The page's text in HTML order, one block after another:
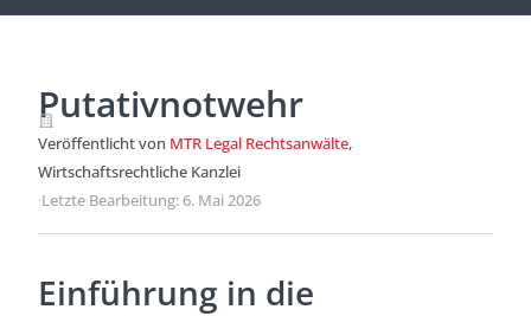
Putativnotwehr
Veröffentlicht von MTR Legal Rechtsanwälte,
Wirtschaftsrechtliche Kanzlei
·Letzte Bearbeitung: 6. Mai 2026
Einführung in die